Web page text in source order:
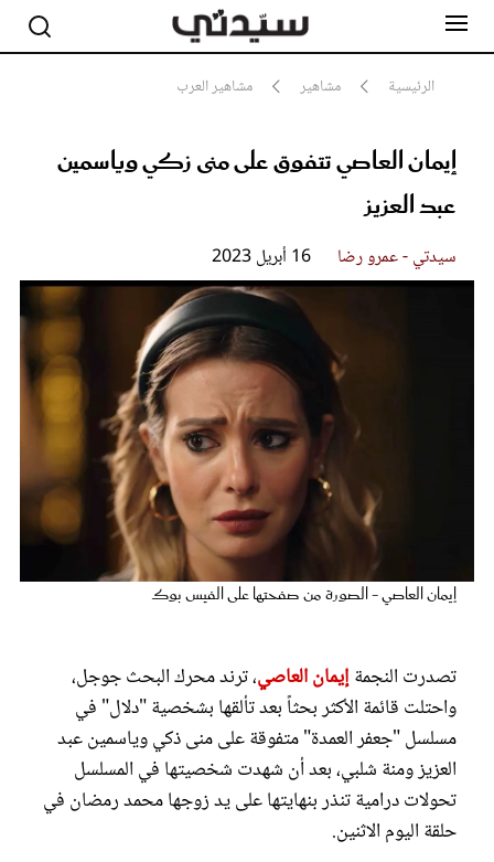
الرئيسية مشاهير مشاهير العرب
إيمان العاصي تتفوق على منى زكي وياسمين
عبد العزيز
سيدتي - عمرو رضا 16 أبريل 2023
إيمان العاصي - الصورة من صفحتها على الفيس بوك
تصدرت النجمةإيمان العاصي، ترند محرك البحث جوجل،
واحتلت قائمة الأكثر بحثاً بعد تألقها بشخصية "دلال" في
مسلسل "جعفر العمدة" متفوقة على منى ذكي وياسمين عبد
العزيز ومنة شلبي، بعد أن شهدت شخصيتها في المسلسل
تحولات درامية تنذر بنهايتها على يد زوجها محمد رمضان في
حلقة اليوم الاثنين.
مشاهير
أناقة
جمال
سيدتي وطفلك
لايف ستايل